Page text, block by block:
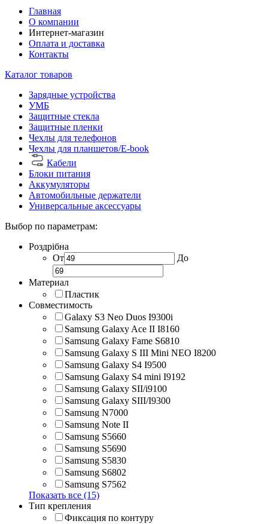
Главная
О компании
Интернет-магазин
Оплата и доставка
Контакты
Каталог товаров
Зарядные устройства
УМБ
Защитные стекла
Защитные пленки
Чехлы для телефонов
Чехлы для планшетов/E-book
Кабели
Блоки питания
Аккумуляторы
Автомобильные держатели
Универсальные аксессуары
Выбор по параметрам:
Роздрібна
От
До
Материал
Пластик
Совместимость
Galaxy S3 Neo Duos I9300i
Samsung Galaxy Ace II I8160
Samsung Galaxy Fame S6810
Samsung Galaxy S III Mini NEO I8200
Samsung Galaxy S4 I9500
Samsung Galaxy S4 mini I9192
Samsung Galaxy SII/i9100
Samsung Galaxy SIII/I9300
Samsung N7000
Samsung Note II
Samsung S5660
Samsung S5690
Samsung S5830
Samsung S6802
Samsung S7562
Показать все (15)
Тип крепления
Фиксация по контуру